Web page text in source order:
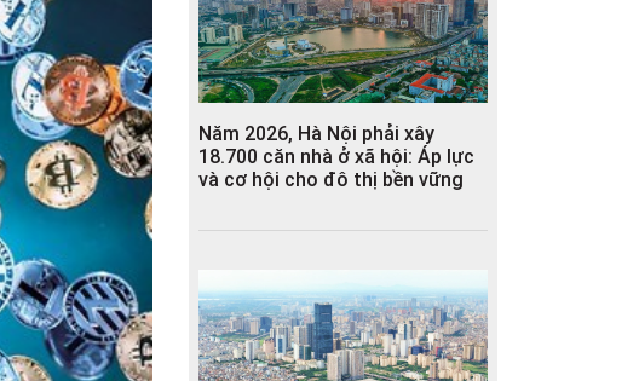
Năm 2026, Hà Nội phải xây
18.700 căn nhà ở xã hội: Áp lực
và cơ hội cho đô thị bền vững